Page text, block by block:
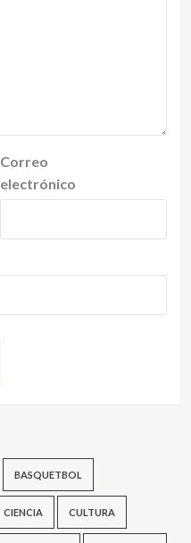
Correo
electrónico
BASQUETBOL
CIENCIA CULTURA